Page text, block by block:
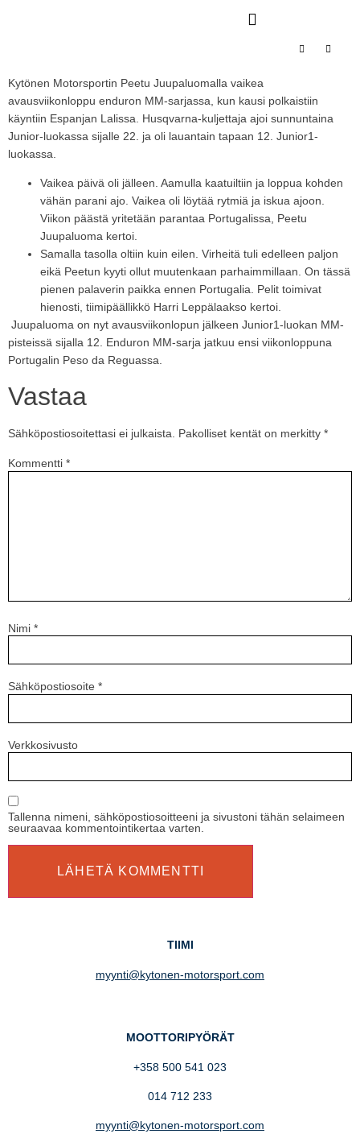
Kytönen Motorsportin Peetu Juupaluomalla vaikea
avausviikonloppu enduron MM-sarjassa, kun kausi polkaistiin
käyntiin Espanjan Lalissa. Husqvarna-kuljettaja ajoi sunnuntaina
Junior-luokassa sijalle 22. ja oli lauantain tapaan 12. Junior1-
luokassa.
Vaikea päivä oli jälleen. Aamulla kaatuiltiin ja loppua kohden
vähän parani ajo. Vaikea oli löytää rytmiä ja iskua ajoon.
Viikon päästä yritetään parantaa Portugalissa, Peetu
Juupaluoma kertoi.
Samalla tasolla oltiin kuin eilen. Virheitä tuli edelleen paljon
eikä Peetun kyyti ollut muutenkaan parhaimmillaan. On tässä
pienen palaverin paikka ennen Portugalia. Pelit toimivat
hienosti, tiimipäällikkö Harri Leppälaakso kertoi.
Juupaluoma on nyt avausviikonlopun jälkeen Junior1-luokan MM-
pisteissä sijalla 12. Enduron MM-sarja jatkuu ensi viikonloppuna
Portugalin Peso da Reguassa.
Vastaa
Sähköpostiosoitettasi ei julkaista. Pakolliset kentät on merkitty *
Kommentti *
Nimi *
Sähköpostiosoite *
Verkkosivusto
Tallenna nimeni, sähköpostiosoitteeni ja sivustoni tähän selaimeen
seuraavaa kommentointikertaa varten.
TIIMI
myynti@kytonen-motorsport.com
MOOTTORIPYÖRÄT
+358 500 541 023
014 712 233
myynti@kytonen-motorsport.com